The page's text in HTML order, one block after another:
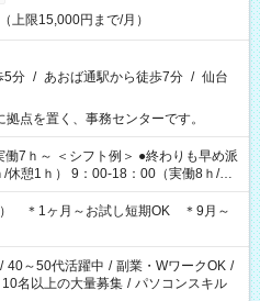
上限15,000円まで/月）
5分 / あおば通駅から徒歩7分 / 仙台
点を置く、事務センターです。
終わりも早め派
休憩1ｈ） 9：00-18：00（実働8ｈ/休
/休憩1ｈ） ●朝ゆっくり派
/休憩1ｈ） 12：00-20：00（実働7ｈ/
（実働8ｈ/休憩1ｈ） 13：00-22：
00（実働8ｈ/休憩1ｈ） ＊時間帯固定OK
） ＊1ヶ月～お試し短期OK ＊9月～
/ 40～50代活躍中 / 副業・WワークOK /
10名以上の大量募集 / パソコンスキル